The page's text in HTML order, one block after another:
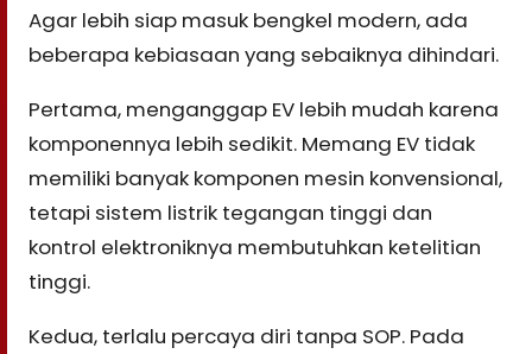
Agar lebih siap masuk bengkel modern, ada
beberapa kebiasaan yang sebaiknya dihindari.
Pertama, menganggap EV lebih mudah karena
komponennya lebih sedikit. Memang EV tidak
memiliki banyak komponen mesin konvensional,
tetapi sistem listrik tegangan tinggi dan
kontrol elektroniknya membutuhkan ketelitian
tinggi.
Kedua, terlalu percaya diri tanpa SOP. Pada